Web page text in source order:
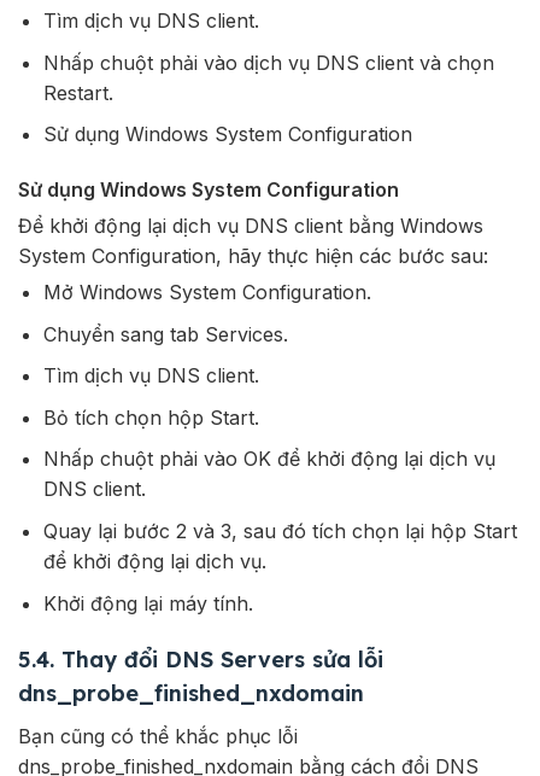
Tìm dịch vụ DNS client.
Nhấp chuột phải vào dịch vụ DNS client và chọn
Restart.
Sử dụng Windows System Configuration
Sử dụng Windows System Configuration
Để khởi động lại dịch vụ DNS client bằng Windows
System Configuration, hãy thực hiện các bước sau:
Mở Windows System Configuration.
Chuyển sang tab Services.
Tìm dịch vụ DNS client.
Bỏ tích chọn hộp Start.
Nhấp chuột phải vào OK để khởi động lại dịch vụ
DNS client.
Quay lại bước 2 và 3, sau đó tích chọn lại hộp Start
để khởi động lại dịch vụ.
Khởi động lại máy tính.
5.4. Thay đổi DNS Servers sửa lỗi
dns_probe_finished_nxdomain
Bạn cũng có thể khắc phục lỗi
dns_probe_finished_nxdomain bằng cách đổi DNS